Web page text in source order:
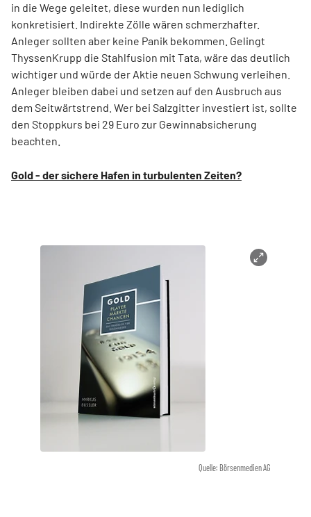
in die Wege geleitet, diese wurden nun lediglich
konkretisiert. Indirekte Zölle wären schmerzhafter.
Anleger sollten aber keine Panik bekommen. Gelingt
ThyssenKrupp die Stahlfusion mit Tata, wäre das deutlich
wichtiger und würde der Aktie neuen Schwung verleihen.
Anleger bleiben dabei und setzen auf den Ausbruch aus
dem Seitwärtstrend. Wer bei Salzgitter investiert ist, sollte
den Stoppkurs bei 29 Euro zur Gewinnabsicherung
beachten.
Gold - der sichere Hafen in turbulenten Zeiten?
Quelle: Börsenmedien AG